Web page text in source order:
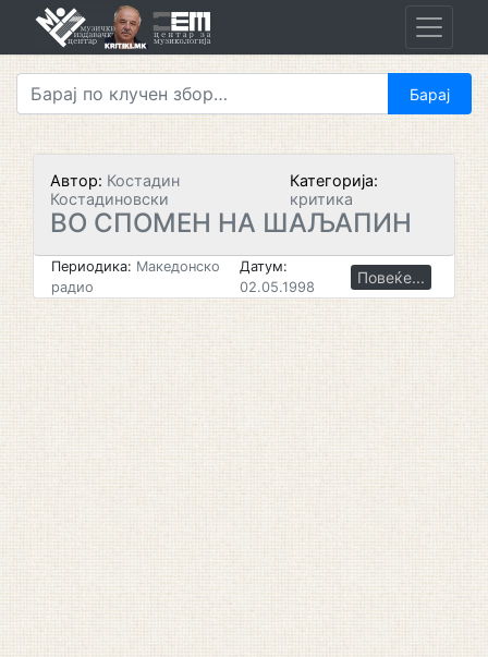
Автор: Костадин
Костадиновски
Категорија:
критика
ВО СПОМЕН НА ШАЉАПИН
Периодика: Македонско
радио
Датум:
02.05.1998
Повеќе...